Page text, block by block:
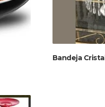
Bandeja Cristal